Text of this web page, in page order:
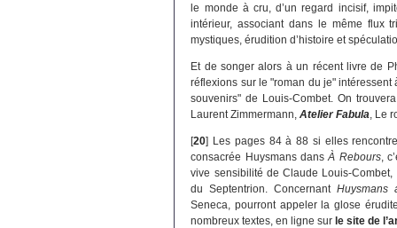
le monde à cru, d’un regard incisif,
intérieur, associant dans le même flux
mystiques, érudition d’histoire et
Et de songer alors à un récent livre de
réflexions sur le "roman du je"
souvenirs" de Louis-Combet. On
Laurent Zimmermann,Atelier Fabula, Le
[20] Les pages 84 à 88 si elles
consacrée Huysmans dansÀ Rebours,
vive sensibilité de Claude Louis-
du Septentrion. ConcernantHuysmans
Seneca, pourront appeler la glose
nombreux textes, en ligne sur le site de